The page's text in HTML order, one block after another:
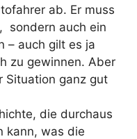
ab. Er muss
sondern auch ein
– auch gilt es ja
zu gewinnen. Aber
Situation ganz gut
die durchaus
kann, was die